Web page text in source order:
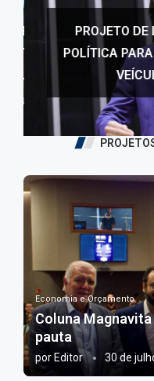
DE R$ 18,5 BI
TARIFADAS PELOS
EUA
PROJETO
POLÍTICA
Economia e Orçamento
Coluna
pauta
por Editor 30 de